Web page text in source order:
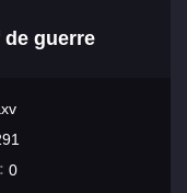
guerre
0